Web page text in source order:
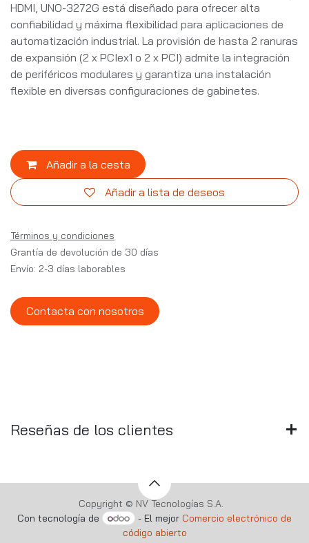
HDMI, UNO-3272G está diseñado para ofrecer alta
confiabilidad y máxima flexibilidad para aplicaciones de
automatización industrial. La provisión de hasta 2 ranuras
de expansión (2 x PCIex1 o 2 x PCI) admite la integración
de periféricos modulares y garantiza una instalación
flexible en diversas configuraciones de gabinetes.
Añadir a la cesta
Añadir a lista de deseos
Términos y condiciones
Grantía de devolución de 30 días
Envío: 2-3 días laborables
Contacta con nosotros
Reseñas de los clientes
Copyright © NV Tecnologías S.A.
Con tecnología de
- El mejor Comercio electrónico de
código abierto